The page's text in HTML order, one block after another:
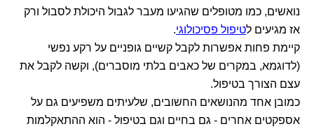
נואשים, כמו מטופלים שהגיעו מעבר לגבול היכולת לסבול ורק
אז מגיעים לטיפול פסיכולוגי.
קיימת פחות אפשרות לקבל קשיים גופניים על רקע נפשי
(לדוגמא, במקרים של כאבים בלתי מוסברים), וקשה לקבל את
עצם הצורך בטיפול.
כמובן אחד מהנושאים החשובים, שלעיתים משפיעים גם על
אספקטים אחרים - גם בחיים וגם בטיפול - הוא ההתאקלמות